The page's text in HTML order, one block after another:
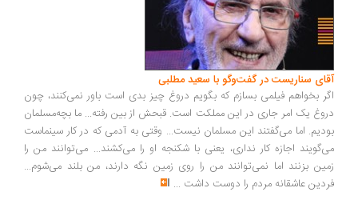
سناریست در گفت‌وگو با سعید مطلبی
بخواهم فیلمی بسازم که بگویم دروغ چیز بدی است باور نمی‌کنند، چون
یک امر جاری در این مملکت است. قبحش از بین رفته... ما بچه‌مسلمان
اما می‌گفتند این مسلمان نیست... وقتی به آدمی که در کار سینماست
اجازه کار نداری، یعنی با شکنجه او را می‌کشند... می‌توانند من را
بزنند اما نمی‌توانند من را روی زمین نگه دارند، من بلند می‌شوم...
عاشقانه مردم را دوست داشت ...